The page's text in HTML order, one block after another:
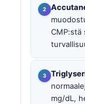
CMP:stä
mg/dL,